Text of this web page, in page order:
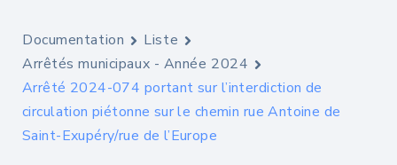
Documentation
Liste
Arrêtés municipaux - Année 2024
Arrêté 2024-074 portant sur l’interdiction de
circulation piétonne sur le chemin rue Antoine de
Saint-Exupéry/rue de l’Europe